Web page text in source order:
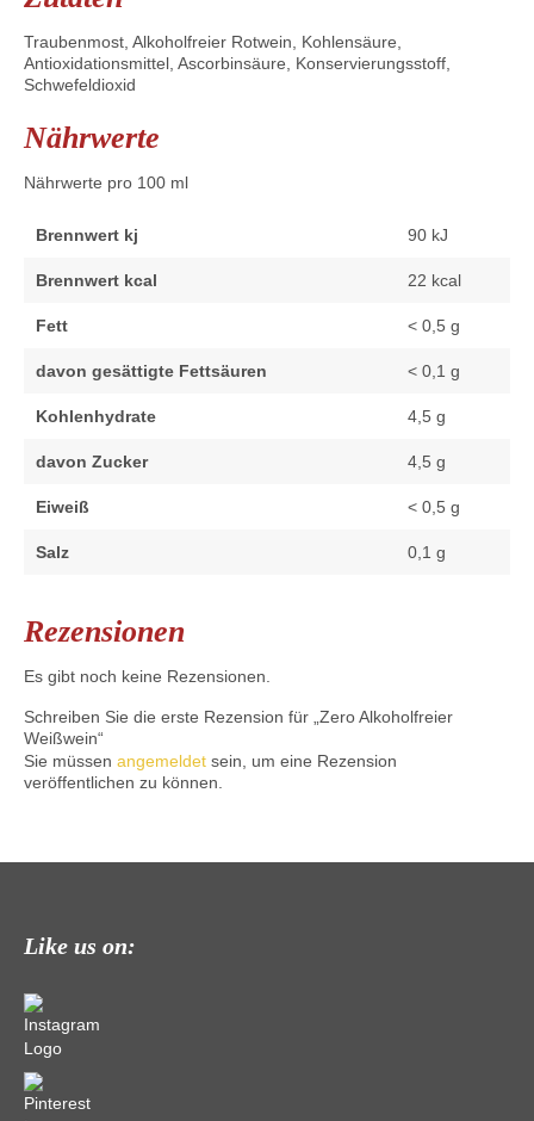
Traubenmost, Alkoholfreier Rotwein, Kohlensäure,
Antioxidationsmittel, Ascorbinsäure, Konservierungsstoff,
Schwefeldioxid
Nährwerte
Nährwerte pro 100 ml
Brennwert kj 90 kJ
Brennwert kcal 22 kcal
Fett < 0,5 g
davon gesättigte Fettsäuren < 0,1 g
Kohlenhydrate 4,5 g
davon Zucker 4,5 g
Eiweiß < 0,5 g
Salz 0,1 g
Rezensionen
Es gibt noch keine Rezensionen.
Schreiben Sie die erste Rezension für „Zero Alkoholfreier
Weißwein“
Sie müssen angemeldet sein, um eine Rezension
veröffentlichen zu können.
Like us on: